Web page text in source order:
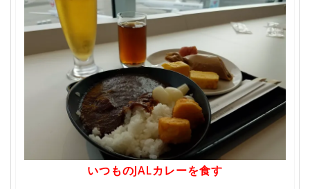
いつものJALカレーを食す